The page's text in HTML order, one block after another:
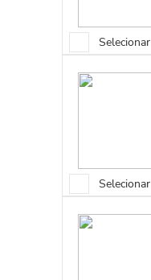
Selecionar
Selecionar